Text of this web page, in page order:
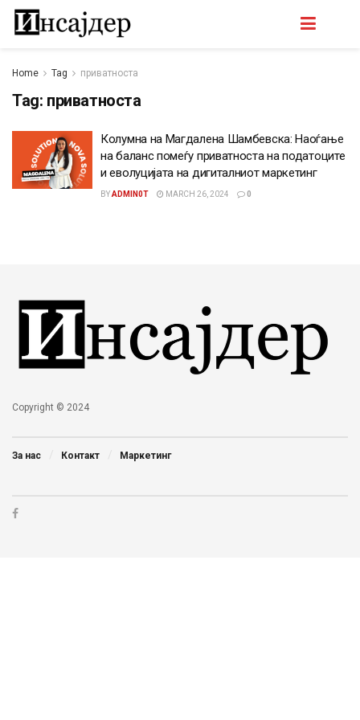
Home Tag приватноста
Tag: приватноста
Колумна на Магдалена Шамбевска: Наоѓање
на бaланс помеѓу приватноста на податоците
и еволуцијата на дигиталниот маркетинг
BYADMIN0T MARCH 26, 2024 0
Copyright © 2024
За нас Контакт Маркетинг